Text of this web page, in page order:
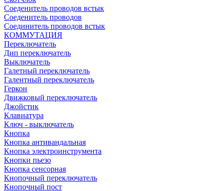
Соеденитель проводов встык
Соеденитель проводов
Соединитель проводов встык
КОММУТАЦИЯ
Переключатель
Дип переключатель
Выключатель
Галетный переключатель
Галентный переключатель
Геркон
Движковый переключатель
Джойстик
Клавиатура
Ключ - выключатель
Кнопка
Кнопка антивандальная
Кнопка электроинструмента
Кнопки пьезо
Кнопка сенсорная
Кнопочный переключатель
Кнопочный пост